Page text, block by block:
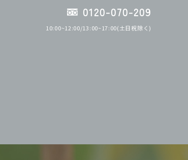
0120-070-209
10:00~12:00/13:00~17:00(土日祝除く)